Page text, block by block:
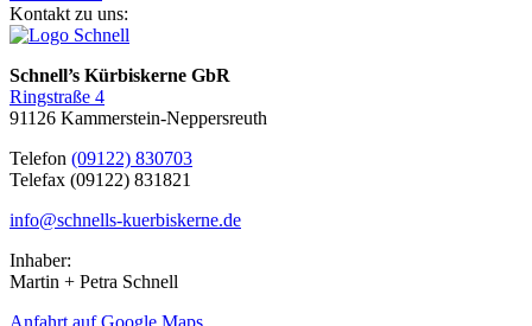
Kontakt zu uns:
Schnell’s Kürbiskerne GbR
Ringstraße 4
91126 Kammerstein-Neppersreuth
Telefon (09122) 830703
Telefax (09122) 831821
info@schnells-kuerbiskerne.de
Inhaber:
Martin + Petra Schnell
Anfahrt auf Google Maps